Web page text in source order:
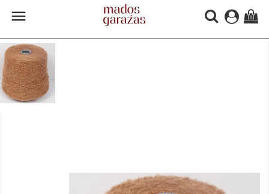
 (0)